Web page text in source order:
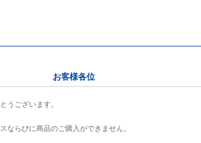
お客様各位
うございます。
ならびに商品のご購入ができません。